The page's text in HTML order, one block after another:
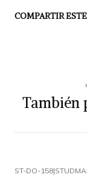
COMPARTIR
También
ST-DO-158|